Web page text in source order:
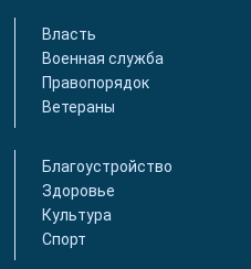
Власть
Военная служба
Правопорядок
Ветераны
Благоустройство
Здоровье
Культура
Спорт